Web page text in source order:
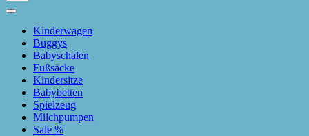
Kinderwagen
Buggys
Babyschalen
Fußsäcke
Kindersitze
Babybetten
Spielzeug
Milchpumpen
Sale %